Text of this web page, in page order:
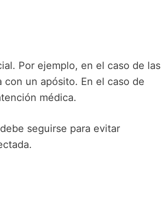
Por ejemplo, en el caso de las
un apósito. En el caso de
médica.
seguirse para evitar